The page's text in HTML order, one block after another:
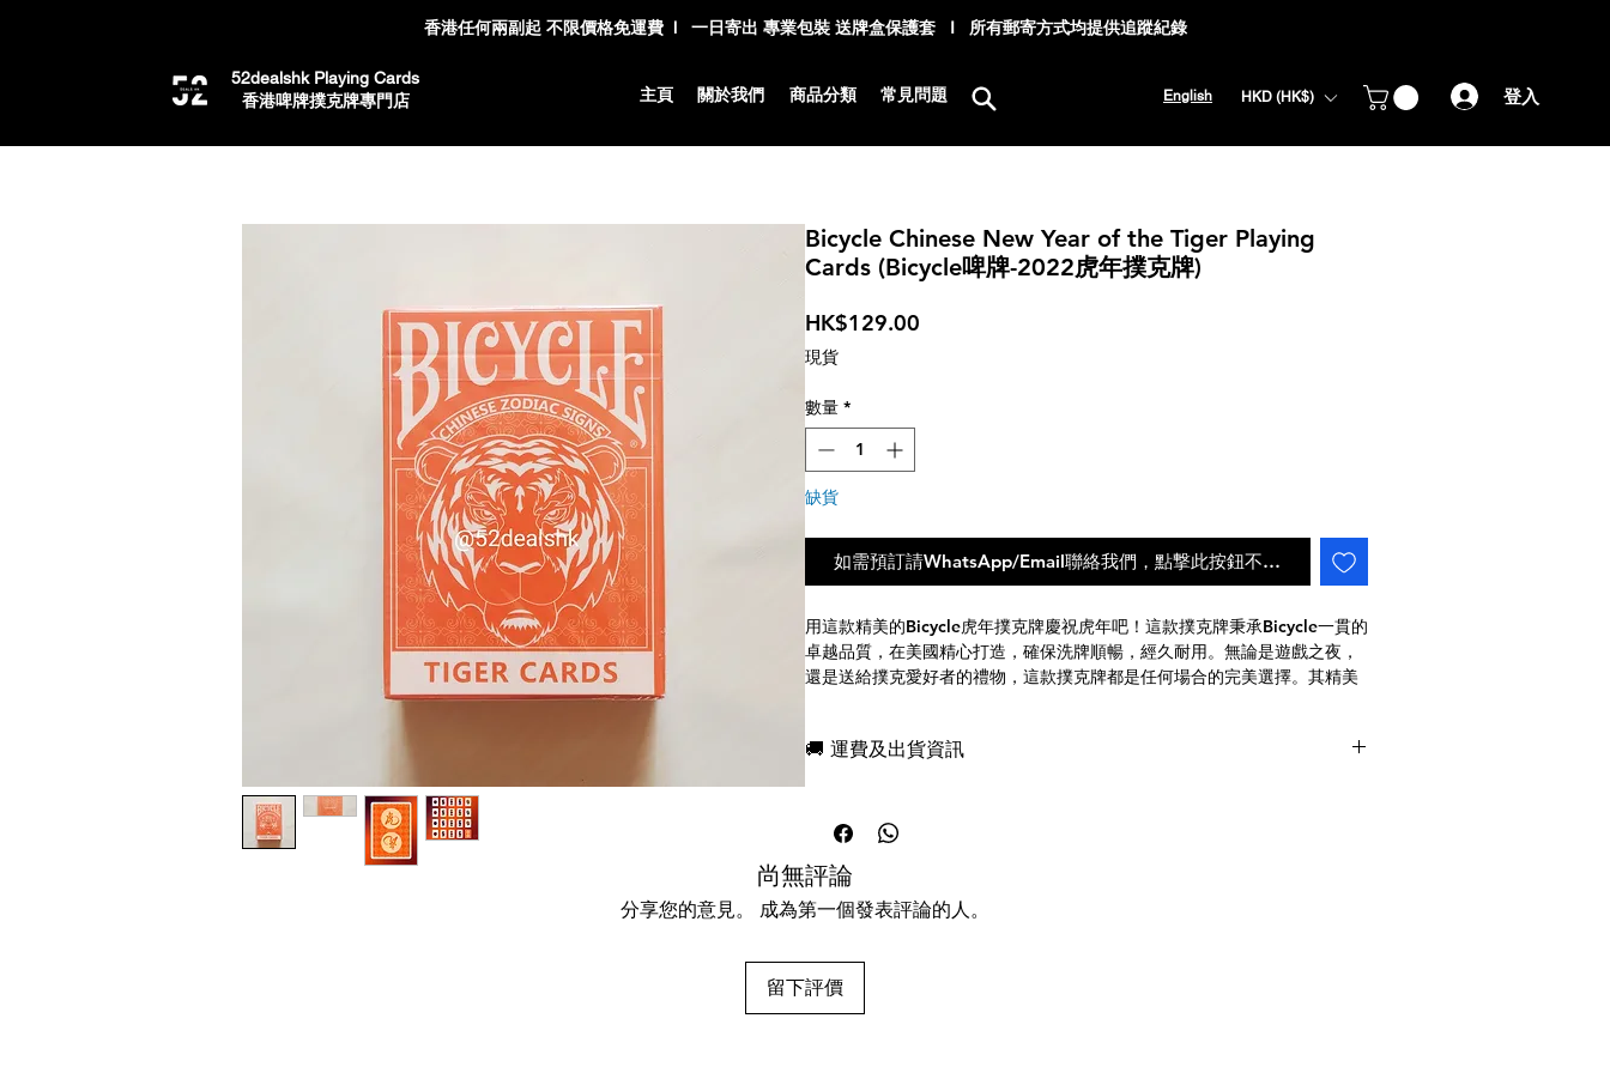
香港任何兩副起 不限價格免運費 l 一日寄出 專業包裝 送牌盒保護套 I 所有郵寄方式均提供追蹤紀錄
52dealshk Playing Cards
​香港啤牌撲克牌專門店
主頁 關於我們 商品分類 常見問題 English HKD (HK$) 登入
Bicycle Chinese New Year of the Tiger Playing
Cards (Bicycle啤牌-2022虎年撲克牌)
HK$129.00
現貨
數量 *
缺貨
如需預訂請WhatsApp/Email聯絡我們，點撃此按鈕不會自動補貨
用這款精美的Bicycle虎年撲克牌慶祝虎年吧！這款撲克牌秉承Bicycle一貫的
卓越品質，在美國精心打造，確保洗牌順暢，經久耐用。無論是遊戲之夜，
還是送給撲克愛好者的禮物，這款撲克牌都是任何場合的完美選擇。其精美
牌吧！
New Year of the Tiger Playing Cards. Made with the exceptional
precision and care to ensure smooth shuffling and durability. Whether
it's game night or a gift for a poker enthusiast, these playing cards are
element of fun to every game. Don't miss out on this special deck to
commemorate the Chinese New Year of the Tiger - get your Bicycle
🚚 運費及出貨資訊
免費送牌盒保護套，專業包裝
所有運送方式設追蹤紀錄，隨時查詢派遞狀況
任何兩副起免運費
尚無評論
分享您的意見。 成為第一個發表評論的人。
留下評價